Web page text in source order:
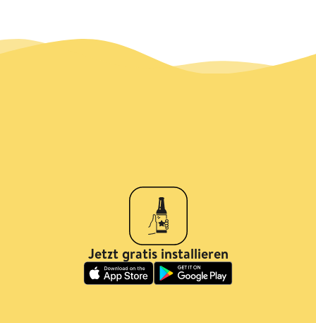
Jetzt gratis installieren